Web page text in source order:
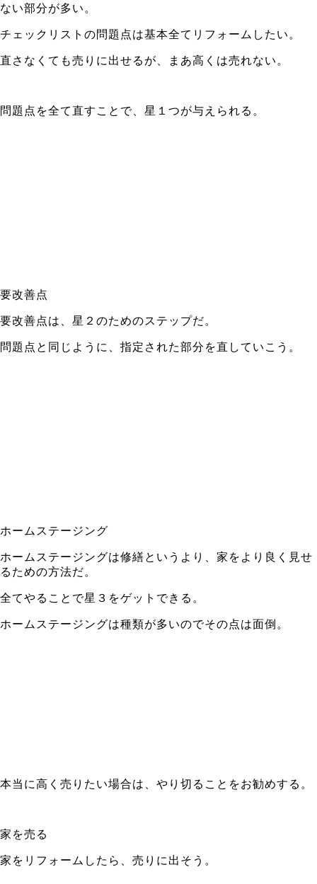
ない部分が多い。
チェックリストの問題点は基本全てリフォームしたい。
直さなくても売りに出せるが、まあ高くは売れない。
問題点を全て直すことで、星１つが与えられる。
要改善点
要改善点は、星２のためのステップだ。
問題点と同じように、指定された部分を直していこう。
ホームステージング
ホームステージングは修繕というより、家をより良く見せ
るための方法だ。
全てやることで星３をゲットできる。
ホームステージングは種類が多いのでその点は面倒。
本当に高く売りたい場合は、やり切ることをお勧めする。
家を売る
家をリフォームしたら、売りに出そう。